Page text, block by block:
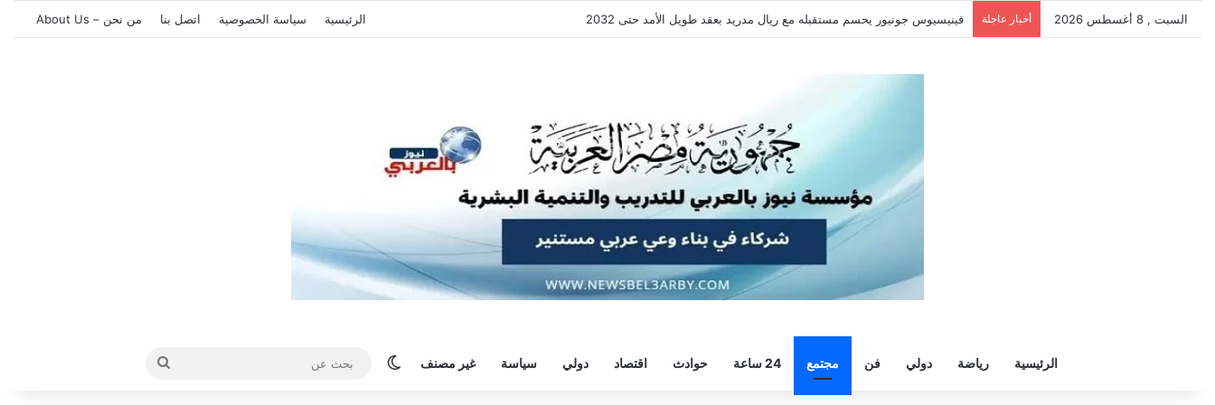
السبت , 8 أغسطس 2026 أخبار عاجلة سيلتيك يكثف مفاوضاته لحسم صفقة هيثم حسن.. واللاعب يُرحب الرئيسية سياسة الخصوصية اتصل بنا من نحن – About Us
الرئيسية رياضة دولي فن مجتمع 24 ساعة حوادث اقتصاد دولي سياسة غير مصنف الوضع المظلم
بحث